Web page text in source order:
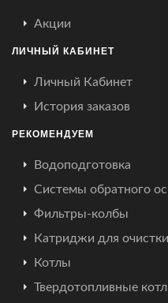
Акции
ЛИЧНЫЙ КАБИНЕТ
Личный Кабинет
История заказов
РЕКОМЕНДУЕМ
Водоподготовка
Системы обратного
Фильтры-колбы
Катриджи для
Котлы
Твердотопливные